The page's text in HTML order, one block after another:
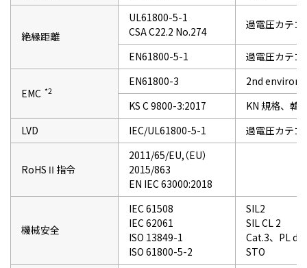
絶縁距離
UL61800-5-1
CSA C22.2 No.274
過電圧カテ
EN61800-5-1 過電圧カテ
EMC *2
EN61800-3
2nd
KS C 9800-3:2017
KN 規格、韓
LVD
IEC/UL61800-5-1 過電圧カテ
RoHSⅡ指令
2011/65/EU,（EU）
2015/863
EN IEC 63000:2018
機械安全
IEC 61508
IEC 62061
ISO 13849-1
ISO 61800-5-2
SIL2
SIL CL 2
Cat.3、PL d
STO